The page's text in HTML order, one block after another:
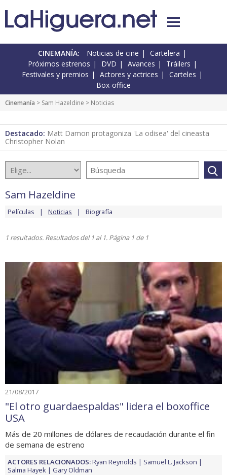
CINEMANÍA: Noticias de cine
Cartelera
Próximos estrenos
DVD Avances
Tráilers
Festivales y premios
Actores y actrices
Carteles
Box-office
Cinemanía > Sam Hazeldine > Noticias
Destacado: Matt Damon protagoniza 'La odisea' del cineasta
Christopher Nolan
Sam Hazeldine
Películas Noticias Biografía
1 resultados. Resultados del 1 al 1. Página 1 de 1
21/08/2017
"El otro guardaespaldas" lidera el boxoffice
USA
Más de 20 millones de dólares de recaudación durante el fin
de semana de estreno
ACTORES RELACIONADOS:Ryan Reynolds
Samuel L. Jackson
Salma Hayek
Gary Oldman